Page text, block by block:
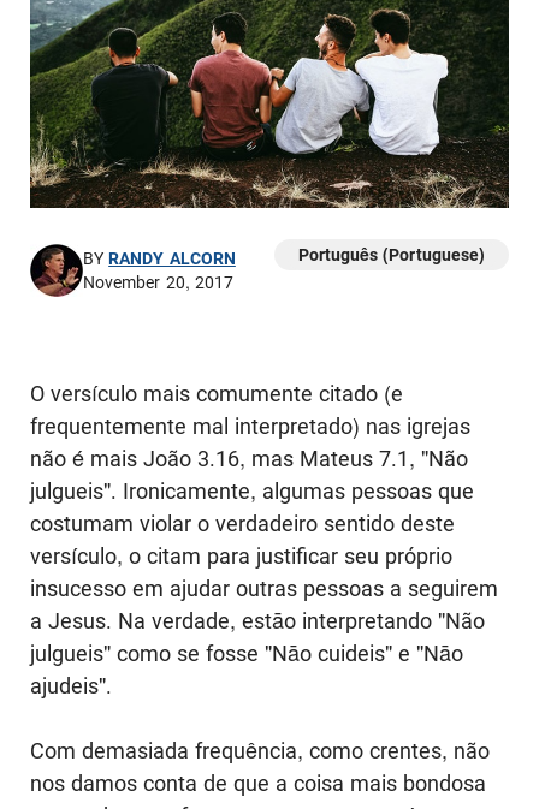
BYRANDY ALCORN
November 20, 2017
Português (Portuguese)
O versículo mais comumente citado (e
frequentemente mal interpretado) nas igrejas
não é mais João 3.16, mas Mateus 7.1, "Não
julgueis". Ironicamente, algumas pessoas que
costumam violar o verdadeiro sentido deste
versículo, o citam para justificar seu próprio
insucesso em ajudar outras pessoas a seguirem
a Jesus. Na verdade, estāo interpretando "Não
julgueis" como se fosse "Nāo cuideis" e "Nāo
ajudeis".
Com demasiada frequência, como crentes, não
nos damos conta de que a coisa mais bondosa